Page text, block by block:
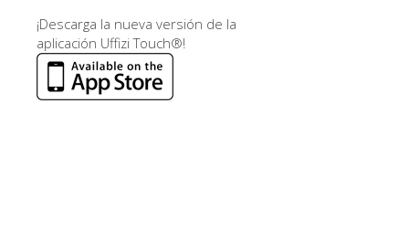
¡Descarga la nueva versión de la
aplicación Uffizi Touch®!